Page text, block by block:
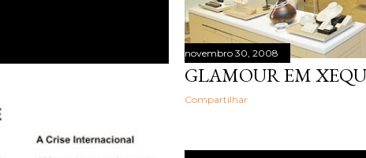
novembro 30, 2008
GLAMOUR EM
Compartilhar